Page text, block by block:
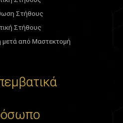
Στήθους
Στήθους
από Μαστεκτομή